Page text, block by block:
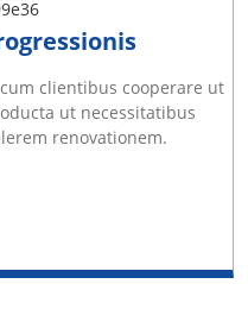
clientibus cooperare ut
ut necessitatibus
renovationem.